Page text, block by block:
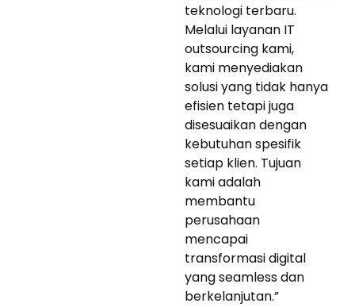
teknologi terbaru.
Melalui layanan IT
outsourcing kami,
kami menyediakan
solusi yang tidak hanya
efisien tetapi juga
disesuaikan dengan
kebutuhan spesifik
setiap klien. Tujuan
kami adalah
membantu
perusahaan
mencapai
transformasi digital
yang seamless dan
berkelanjutan.”